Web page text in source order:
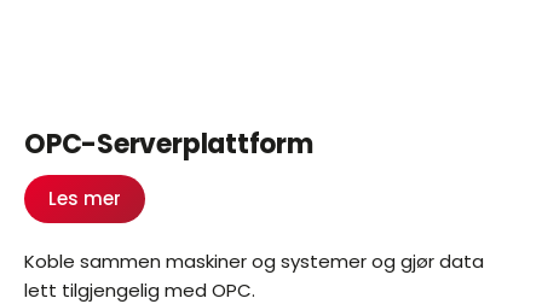
OPC-Serverplattform
Les mer
Koble sammen maskiner og systemer og gjør data
lett tilgjengelig med OPC.